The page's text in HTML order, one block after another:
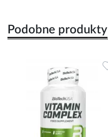
Podobne produkty